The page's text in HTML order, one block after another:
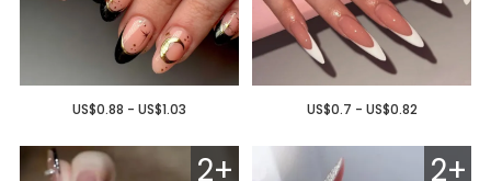
US$0.88 - US$1.03 US$0.7 - US$0.82
2+ 2+